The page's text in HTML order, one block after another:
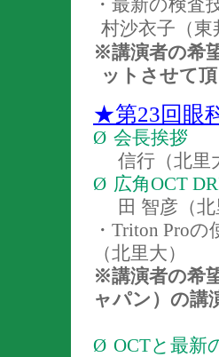
・最新の検査
村沙衣子（
※講演者の希
ットさせて
★第23回眼
Ø 会長挨拶
信行（北里
Ø 広角OCT
田 智彦（
・ Triton Proの
（北里大）
※講演者の希
ャパン ）の講
Ø OCTと最新